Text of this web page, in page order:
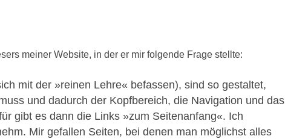
meiner Website, in der er mir folgende Frage stellte:
mit der »reinen Lehre« befassen), sind so gestaltet,
und dadurch der Kopfbereich, die Navigation und das
gibt es dann die Links »zum Seitenanfang«. Ich
Mir gefallen Seiten, bei denen man möglichst alles